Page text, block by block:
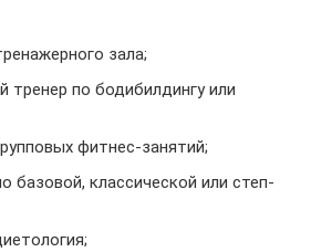
зала;
тренер по бодибилдингу или
фитнес-занятий;
базовой, классической или степ-